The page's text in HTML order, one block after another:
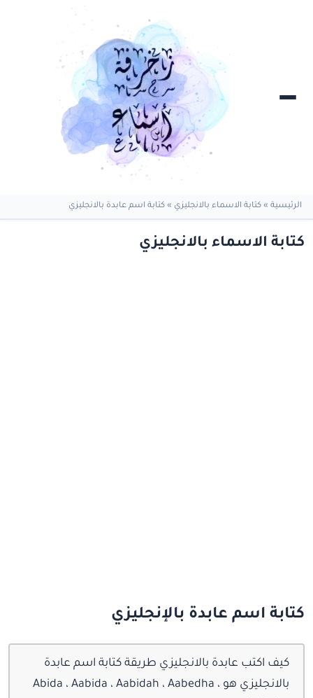
الرئيسية » كتابة الاسماء بالانجليزي » كتابة اسم عابدة بالانجليزي
كتابة الاسماء بالانجليزي
كتابة اسم عابدة بالإنجليزي
كيف اكتب عابدة بالانجليزي طريقة كتابة اسم عابدة
بالانجليزي هو Abida ، Aabida ، Aabidah ، Aabedha ،